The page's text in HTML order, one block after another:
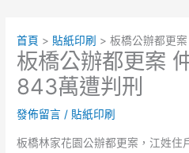
首頁 貼紙印刷 板橋公辦都更
板橋公辦都更案
843萬遭判刑
發佈留言 / 貼紙印刷
板橋林家花園公辦都更案，江姓住